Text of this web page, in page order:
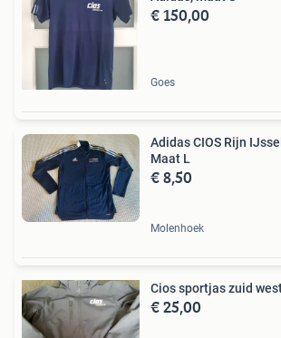
€ 150,00
Goes
Adidas CIOS Rijn
Maat L
€ 8,50
Molenhoek
Cios sportjas zuid
€ 25,00